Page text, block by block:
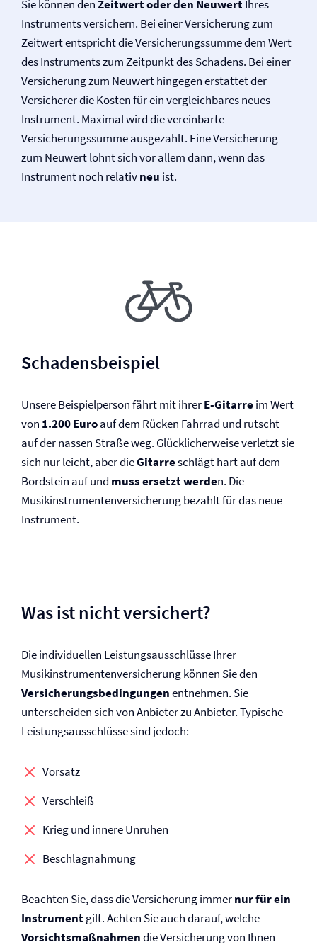
Sie können denZeitwert oder den NeuwertIhres
Instruments versichern. Bei einer Versicherung zum
Zeitwert entspricht die Versicherungssumme dem Wert
des Instruments zum Zeitpunkt des Schadens. Bei einer
Versicherung zum Neuwert hingegen erstattet der
Versicherer die Kosten für ein vergleichbares neues
Instrument. Maximal wird die vereinbarte
Versicherungssumme ausgezahlt. Eine Versicherung
zum Neuwert lohnt sich vor allem dann, wenn das
Instrument noch relativneu ist.
Schadensbeispiel
Unsere Beispielperson fährt mit ihrerE-Gitarreim Wert
von 1.200 Euroauf dem Rücken Fahrrad und rutscht
auf der nassen Straße weg. Glücklicherweise verletzt sie
sich nur leicht, aber dieGitarreschlägt hart auf dem
Bordstein auf und muss ersetzt werden. Die
Musikinstrumenten­versicherung bezahlt für das neue
Instrument.
Was ist nicht versichert?
Die individuellen Leistungsausschlüsse Ihrer
Musikinstrumenten­versicherung können Sie den
Versicherungs­bedingungenentnehmen. Sie
unterscheiden sich von Anbieter zu Anbieter. Typische
Leistungsausschlüsse sind jedoch:
Vorsatz
Verschleiß
Krieg und innere Unruhen
Beschlagnahmung
Beachten Sie, dass die Versicherung immernur für ein
Instrumentgilt. Achten Sie auch darauf, welche
Vorsichts­maßnahmendie Versicherung von Ihnen